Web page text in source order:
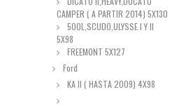
CAMPER ( A PARTIR 2014) 5X130
500L,SCUDO,ULYSSE I Y II
5X98
FREEMONT 5X127
Ford
KA II ( HASTA 2009) 4X98